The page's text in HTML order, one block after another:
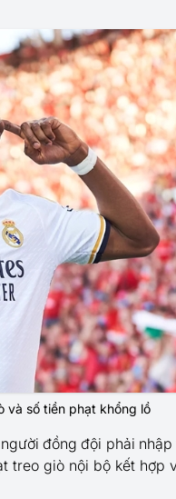
và số tiền phạt khổng lồ
đồng đội phải
treo giò nội bộ kết hợp